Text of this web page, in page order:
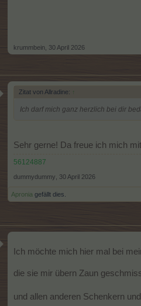
krummbein 30 April 2026
Zitat von Allradine: ↑
Ich darf mich ganz herzlich bei dir
Sehr gerne! Da freue ich mich
56124887
dummydummy 30 April 2026
Apronia gefällt dies.
Ich möchte mich hier mal bei
die sie mir übern Zaun
und allen anderen Schenkern